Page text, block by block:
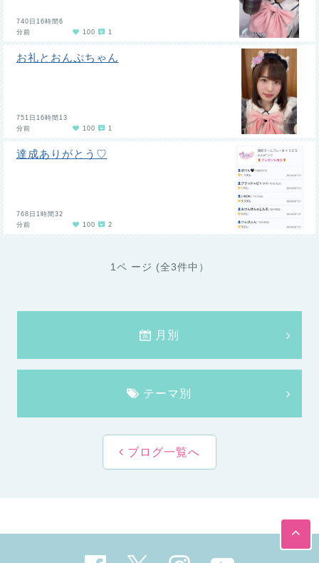
740日16時間6
分前
100 1
お礼とおんぷちゃん
751日16時間13
分前
100 1
達成ありがとう♡
768日1時間32
分前
100 2
1ペ ージ (全3件中）
月別
テーマ別
ブログ一覧へ